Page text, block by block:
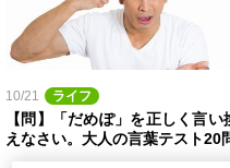
10/21 ライフ
【問】「だめぽ」を正しく言い
えなさい。大人の言葉テスト20